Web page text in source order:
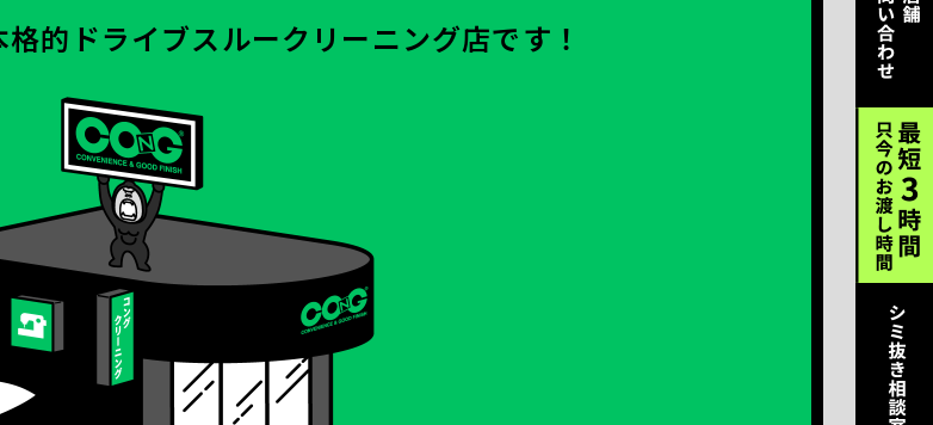
格的ドライブスルークリーニング店です！